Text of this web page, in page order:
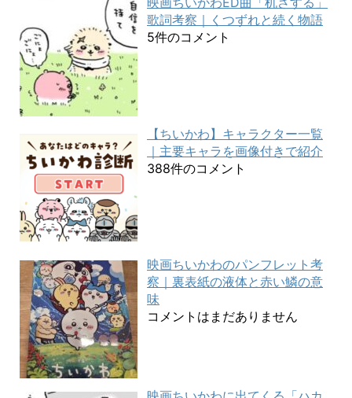
歌詞考察｜くつずれと続く物語
5件のコメント
【ちいかわ】キャラクター一覧
｜主要キャラを画像付きで紹介
388件のコメント
映画ちいかわのパンフレット考
察｜裏表紙の液体と赤い鱗の意
味
コメントはまだありません